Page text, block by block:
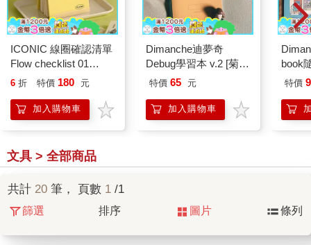
ICONIC 線圈確認清單
Flow checklist 01
Butter yellow
6 折 特價 180 元
加入購物車
Dimanche迪夢奇
Debug學習本 v.2 [菊
黃]
特價 65 元
加入購物車
book
組
特價
文具 > 全部商品
共計 20 筆， 頁數 1 /1
篩選 排序 圖片 條列